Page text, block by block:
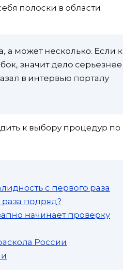
полоски в области
а может несколько. Если к
значит дело серьезнее
в интервью порталу
к выбору процедур по
с первого раза
подряд?
начинает проверку
России